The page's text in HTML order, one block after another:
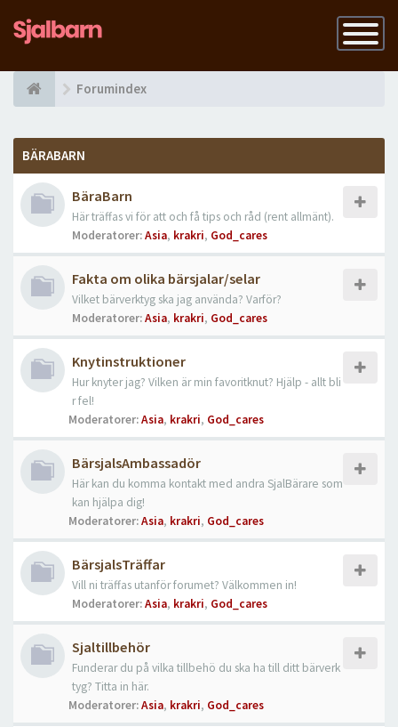
Slå
på
Forumindex
BÄRABARN
BäraBarn
Här träffas vi för att och få tips och råd (rent allmänt).
Moderatorer:Asia, krakri, God_cares
Fakta om olika bärsjalar/selar
Vilket bärverktyg ska jag använda? Varför?
Moderatorer:Asia, krakri, God_cares
Knytinstruktioner
Hur knyter jag? Vilken är min favoritknut? Hjälp - allt bli
r fel!
Moderatorer:Asia, krakri, God_cares
BärsjalsAmbassadör
Här kan du komma kontakt med andra SjalBärare som
kan hjälpa dig!
Moderatorer:Asia, krakri, God_cares
BärsjalsTräffar
Vill ni träffas utanför forumet? Välkommen in!
Moderatorer:Asia, krakri, God_cares
Sjaltillbehör
Funderar du på vilka tillbehö du ska ha till ditt bärverk
tyg? Titta in här.
Moderatorer:Asia, krakri, God_cares